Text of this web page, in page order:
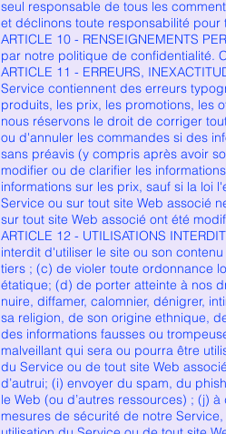
seul responsable de tous les
et déclinons toute responsabilité
ARTICLE 10 - RENSEIGNEMENTS
par notre politique de confidentialité.
ARTICLE 11 - ERREURS,
Service contiennent des erreurs
produits, les prix, les promotions, les
nous réservons le droit de corriger
ou d'annuler les commandes si des
sans préavis (y compris après avoir
modifier ou de clarifier les
informations sur les prix, sauf si la loi
Service ou sur tout site Web associé
sur tout site Web associé ont été
ARTICLE 12 - UTILISATIONS
interdit d'utiliser le site ou son
tiers ; (c) de violer toute ordonnance
étatique; (d) de porter atteinte à nos
nuire, diffamer, calomnier, dénigrer,
sa religion, de son origine ethnique,
des informations fausses ou
malveillant qui sera ou pourra être
du Service ou de tout site Web
d’autrui; (i) envoyer du spam, du
le Web (ou d’autres ressources) ; (j)
mesures de sécurité de notre